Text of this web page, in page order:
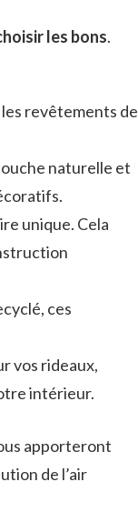
les bons.
revêtements de
naturelle et
unique. Cela
ces
vos rideaux,
intérieur.
apporteront
de l’air